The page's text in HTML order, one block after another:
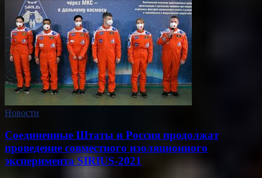
Новости
Соединенные Штаты и Россия продолжат
проведение совместного изоляционного
эксперимента SIRIUS-2021